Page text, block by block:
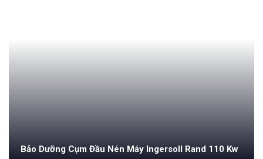
Bảo Dưỡng Cụm Đầu Nén Máy Ingersoll Rand 110 Kw